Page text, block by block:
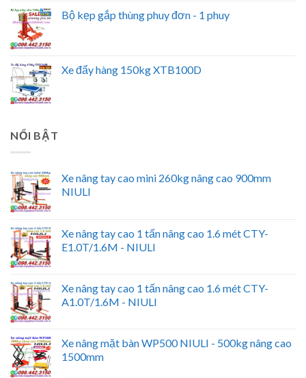
Bộ kẹp gắp thùng phuy đơn - 1 phuy
Xe đẩy hàng 150kg XTB100D
NỔI BẬT
Xe nâng tay cao mini 260kg nâng cao 900mm
NIULI
Xe nâng tay cao 1 tấn nâng cao 1.6 mét CTY-
E1.0T/1.6M - NIULI
Xe nâng tay cao 1 tấn nâng cao 1.6 mét CTY-
A1.0T/1.6M - NIULI
Xe nâng mặt bàn WP500 NIULI - 500kg nâng cao
1500mm